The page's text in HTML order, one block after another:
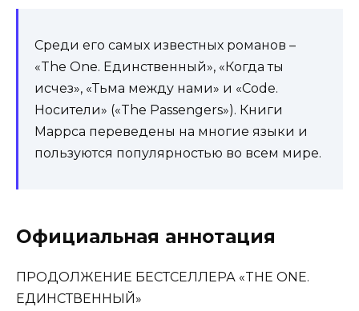
Среди его самых известных романов –
«The One. Единственный», «Когда ты
исчез», «Тьма между нами» и «Code.
Носители» («The Passengers»). Книги
Маррса переведены на многие языки и
пользуются популярностью во всем мире.
Официальная аннотация
ПРОДОЛЖЕНИЕ БЕСТСЕЛЛЕРА «THE ONE.
ЕДИНСТВЕННЫЙ»